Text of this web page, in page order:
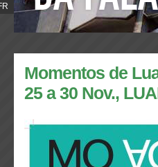
Momentos de
25 a 30 Nov.,